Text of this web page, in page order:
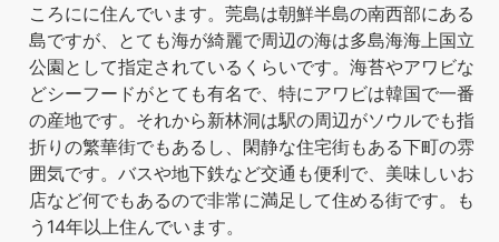
ころにに住んでいます。莞島は朝鮮半島の南西部にある
島ですが、とても海が綺麗で周辺の海は多島海海上国立
公園として指定されているくらいです。海苔やアワビな
どシーフードがとても有名で、特にアワビは韓国で一番
の産地です。それから新林洞は駅の周辺がソウルでも指
折りの繁華街でもあるし、閑静な住宅街もある下町の雰
囲気です。バスや地下鉄など交通も便利で、美味しいお
店など何でもあるので非常に満足して住める街です。も
う14年以上住んでいます。